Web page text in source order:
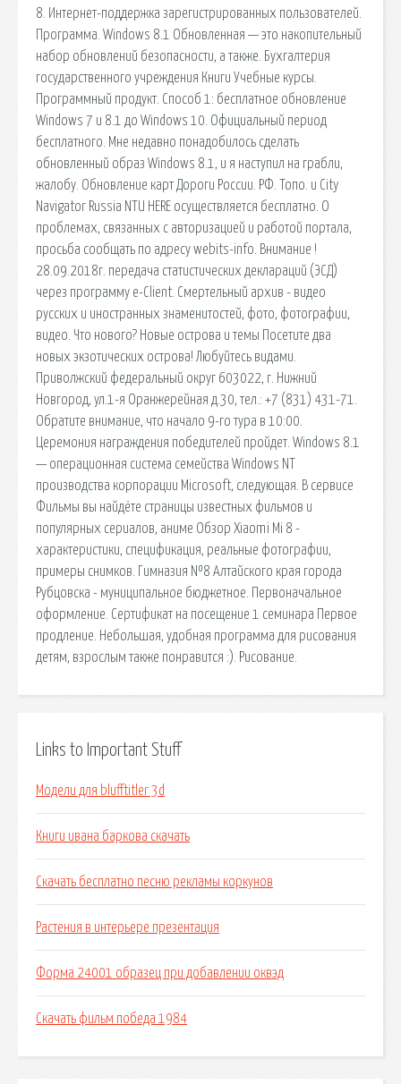
8. Интернет-поддержка зарегистрированных пользователей.
Программа. Windows 8.1 Обновленная — это накопительный
набор обновлений безопасности, а также. Бухгалтерия
государственного учреждения Книги Учебные курсы.
Программный продукт. Способ 1: бесплатное обновление
Windows 7 и 8.1 до Windows 10. Официальный период
бесплатного. Мне недавно понадобилось сделать
обновленный образ Windows 8.1, и я наступил на грабли,
жалобу. Обновление карт Дороги России. РФ. Топо. и City
Navigator Russia NTU HERE осуществляется бесплатно. О
проблемах, связанных с авторизацией и работой портала,
просьба сообщать по адресу webits-info. Внимание !
28.09.2018г. передача статистических деклараций (ЭСД)
через программу e-Client. Смертельный архив - видео
русских и иностранных знаменитостей, фото, фотографии,
видео. Что нового? Новые острова и темы Посетите два
новых экзотических острова! Любуйтесь видами.
Приволжский федеральный округ 603022, г. Нижний
Новгород, ул.1-я Оранжерейная д.30, тел.: +7 (831) 431-71.
Обратите внимание, что начало 9-го тура в 10:00.
Церемония награждения победителей пройдет. Windows 8.1
— операционная система семейства Windows NT
производства корпорации Microsoft, следующая. В сервисе
Фильмы вы найдёте страницы известных фильмов и
популярных сериалов, аниме Обзор Xiaomi Mi 8 -
характеристики, спецификация, реальные фотографии,
примеры снимков. Гимназия №8 Алтайского края города
Рубцовска - муниципальное бюджетное. Первоначальное
оформление. Сертификат на посещение 1 семинара Первое
продление. Небольшая, удобная программа для рисования
детям, взрослым также понравится :). Рисование.
Links to Important Stuff
Модели для blufftitler 3d
Книги ивана баркова скачать
Скачать бесплатно песню рекламы коркунов
Растения в интерьере презентация
Форма 24001 образец при добавлении оквэд
Скачать фильм победа 1984